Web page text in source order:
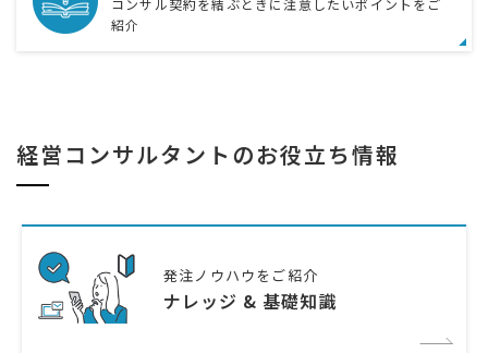
コンサル契約を結ぶときに注意したいポイントをご
紹介
経営コンサルタントのお役立ち情報
発注ノウハウをご紹介
ナレッジ & 基礎知識